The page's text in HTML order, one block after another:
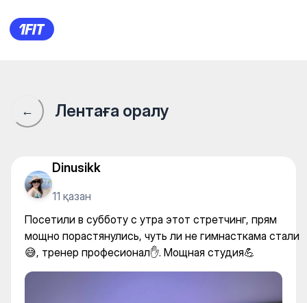
Stretching 90-60-90 —
← Лентаға оралу
Dinusikk
11 қазан
Посетили в субботу с утра этот стретчинг, прям
мощно порастянулись, чуть ли не гимнасткама стали
😅, тренер професионал✋. Мощная студия💪